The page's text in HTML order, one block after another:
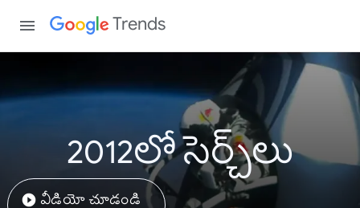
Trends
2012లో సెర్చ్‌లు
వీడియో చూడండి